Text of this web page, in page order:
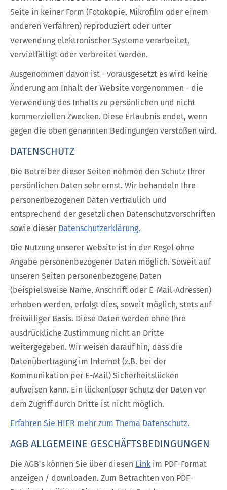
Seite in keiner Form (Fotokopie, Mikrofilm oder einem
anderen Verfahren) reproduziert oder unter
Verwendung elektronischer Systeme verarbeitet,
vervielfältigt oder verbreitet werden.
Ausgenommen davon ist - vorausgesetzt es wird keine
Änderung am Inhalt der Website vorgenommen - die
Verwendung des Inhalts zu persönlichen und nicht
kommerziellen Zwecken. Diese Erlaubnis endet, wenn
gegen die oben genannten Bedingungen verstoßen wird.
DATENSCHUTZ
Die Betreiber dieser Seiten nehmen den Schutz Ihrer
persönlichen Daten sehr ernst. Wir behandeln Ihre
personenbezogenen Daten vertraulich und
entsprechend der gesetzlichen Datenschutzvorschriften
sowie dieser Datenschutzerklärung.
Die Nutzung unserer Website ist in der Regel ohne
Angabe personenbezogener Daten möglich. Soweit auf
unseren Seiten personenbezogene Daten
(beispielsweise Name, Anschrift oder E-Mail-Adressen)
erhoben werden, erfolgt dies, soweit möglich, stets auf
freiwilliger Basis. Diese Daten werden ohne Ihre
ausdrückliche Zustimmung nicht an Dritte
weitergegeben. Wir weisen darauf hin, dass die
Datenübertragung im Internet (z.B. bei der
Kommunikation per E-Mail) Sicherheitslücken
aufweisen kann. Ein lückenloser Schutz der Daten vor
dem Zugriff durch Dritte ist nicht möglich.
Erfahren Sie HIER mehr zum Thema Datenschutz.
AGB ALLGEMEINE GESCHÄFTSBEDINGUNGEN
Die AGB's können Sie über diesen Link im PDF-Format
anzeigen / downloaden. Zum Betrachten von PDF-